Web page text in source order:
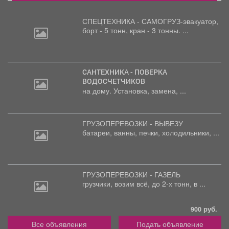
СПЕЦТЕХНИКА - САМОГРУЗ-эвакуатор,
борт - 5 тонн, кран - 3 тонны. ...
САНТЕХНИКА - ПОВЕРКА
ВОДОСЧЕТЧИКОВ
на дому. Установка, замена, ...
ГРУЗОПЕРЕВОЗКИ - ВЫВЕЗУ
батареи, ванны, печки, холодильники, ...
ГРУЗОПЕРЕВОЗКИ - ГАЗЕЛЬ
грузчики, возим всё, до 2-х тонн, в ...
900 руб.
Все объявления Подать объявление